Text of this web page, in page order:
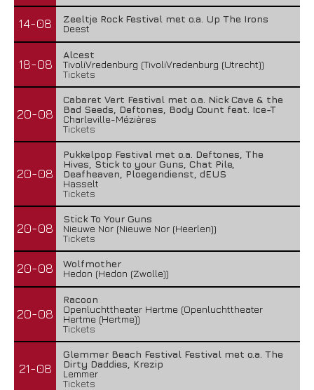
14-08
Zeeltje Rock Festival met o.a. Up The Irons
Deest
18-08
Alcest
TivoliVredenburg (TivoliVredenburg (Utrecht))
Tickets
20-08
Cabaret Vert Festival met o.a. Nick Cave & the
Bad Seeds, Deftones, Body Count feat. Ice-T
Charleville-Mézières
Tickets
20-08
Pukkelpop Festival met o.a. Deftones, The
Hives, Stick to your Guns, Chat Pile,
Deafheaven, Ploegendienst, dEUS
Hasselt
Tickets
20-08
Stick To Your Guns
Nieuwe Nor (Nieuwe Nor (Heerlen))
Tickets
20-08
Wolfmother
Hedon (Hedon (Zwolle))
20-08
Racoon
Openluchttheater Hertme (Openluchttheater
Hertme (Hertme))
Tickets
21-08
Glemmer Beach Festival Festival met o.a. The
Dirty Daddies, Krezip
Lemmer
Tickets